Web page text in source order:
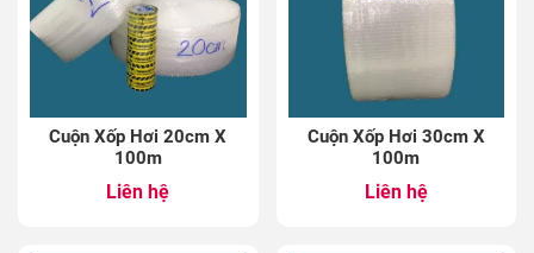
Cuộn Xốp Hơi 20cm X
100m
Liên hệ
Cuộn Xốp Hơi 30cm X
100m
Liên hệ